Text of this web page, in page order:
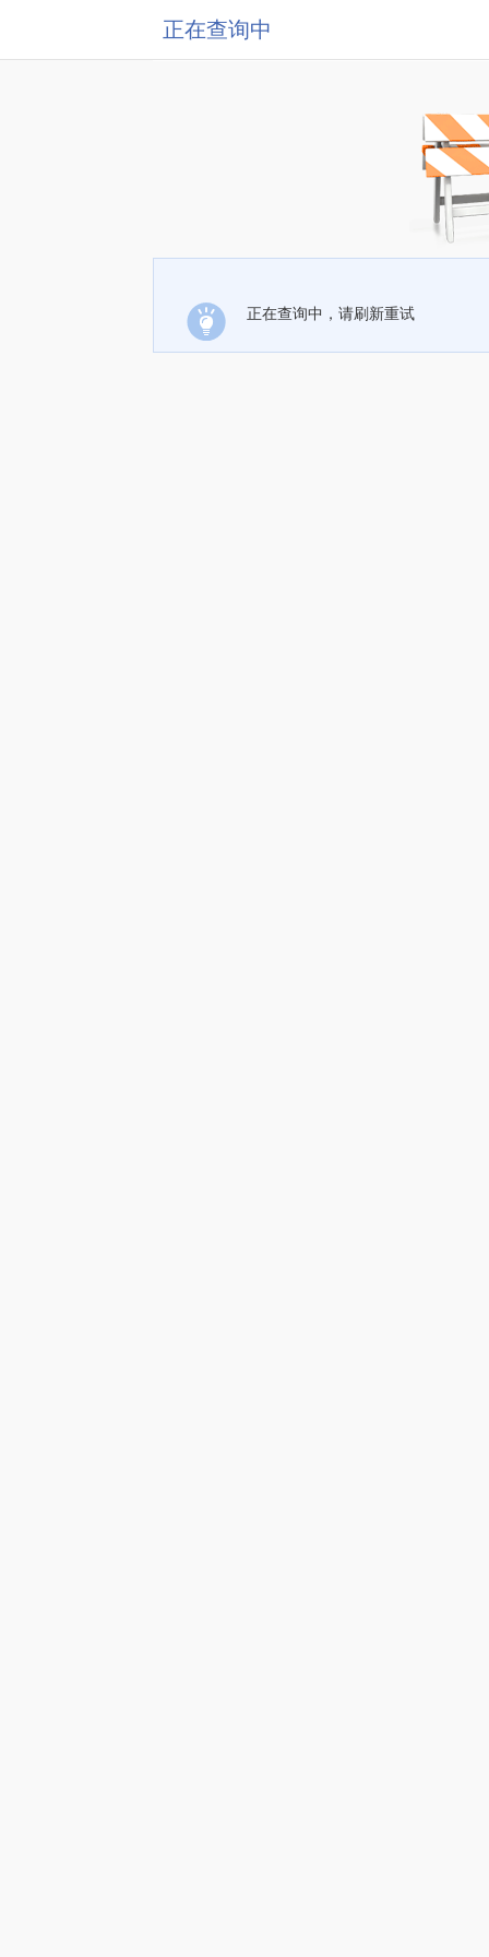
正在查询中
正在查询中，请刷新重试